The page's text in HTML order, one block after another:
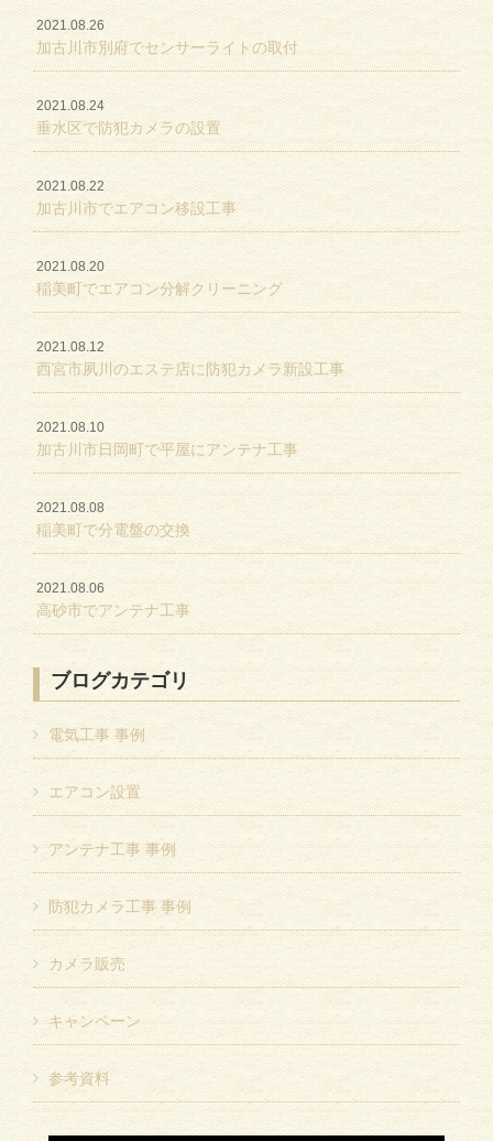
2021.08.26
加古川市別府でセンサーライトの取付
2021.08.24
垂水区で防犯カメラの設置
2021.08.22
加古川市でエアコン移設工事
2021.08.20
稲美町でエアコン分解クリーニング
2021.08.12
西宮市夙川のエステ店に防犯カメラ新設工事
2021.08.10
加古川市日岡町で平屋にアンテナ工事
2021.08.08
稲美町で分電盤の交換
2021.08.06
高砂市でアンテナ工事
ブログカテゴリ
電気工事 事例
エアコン設置
アンテナ工事 事例
防犯カメラ工事 事例
カメラ販売
キャンペーン
参考資料